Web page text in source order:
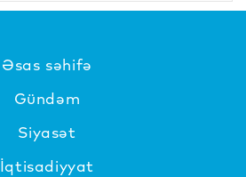
Əsas səhifə
Gündəm
Siyasət
İqtisadiyyat